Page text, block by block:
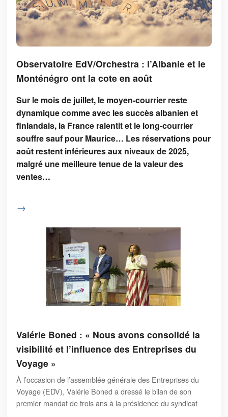
Observatoire EdV/Orchestra : l’Albanie et le
Monténégro ont la cote en août
Sur le mois de juillet, le moyen-courrier reste
dynamique comme avec les succès albanien et
finlandais, la France ralentit et le long-courrier
souffre sauf pour Maurice… Les réservations pour
août restent inférieures aux niveaux de 2025,
malgré une meilleure tenue de la valeur des
ventes…
→
Valérie Boned : « Nous avons consolidé la
visibilité et l’influence des Entreprises du
Voyage »
À l’occasion de l’assemblée générale des Entreprises du
Voyage (EDV), Valérie Boned a dressé le bilan de son
premier mandat de trois ans à la présidence du syndicat